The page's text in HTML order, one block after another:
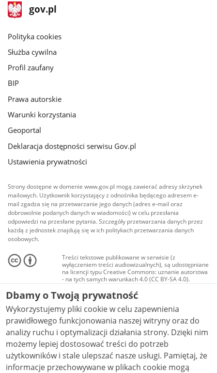
stopka
gov.pl
Strona
gov.pl
gov.pl
Polityka cookies
Służba cywilna
Profil zaufany
BIP
Prawa autorskie
Warunki korzystania
Geoportal
Deklaracja dostępności serwisu Gov.pl
Ustawienia prywatności
Strony dostępne w domenie www.gov.pl mogą zawierać adresy skrzynek
mailowych. Użytkownik korzystający z odnośnika będącego adresem e-
mail zgadza się na przetwarzanie jego danych (adres e-mail oraz
dobrowolnie podanych danych w wiadomości) w celu przesłania
odpowiedzi na przesłane pytania. Szczegóły przetwarzania danych przez
każdą z jednostek znajdują się w ich politykach przetwarzania danych
osobowych.
Treści tekstowe publikowane w serwisie (z
wyłączeniem treści audiowizualnych), są udostępniane
na licencji typu Creative Commons: uznanie autorstwa
- na tych samych warunkach 4.0 (CC BY-SA 4.0).
Materiały audiowizualne, w tym zdjęcia, materiały
audio i wideo, są udostępniane na licencji typu
Creative Commons: uznanie autorstwa użycie
niekomercyjne - bez utworów zależnych 4.0 (CC BY-
NC-ND 4.0), o ile nie jest to stwierdzone inaczej.
Dbamy o Twoją prywatność
Wykorzystujemy pliki cookie w celu zapewnienia
prawidłowego funkcjonowania naszej witryny oraz do
analizy ruchu i optymalizacji działania strony. Dzięki nim
możemy lepiej dostosować treści do potrzeb
użytkowników i stale ulepszać nasze usługi. Pamiętaj, że
informacje przechowywane w plikach cookie mogą